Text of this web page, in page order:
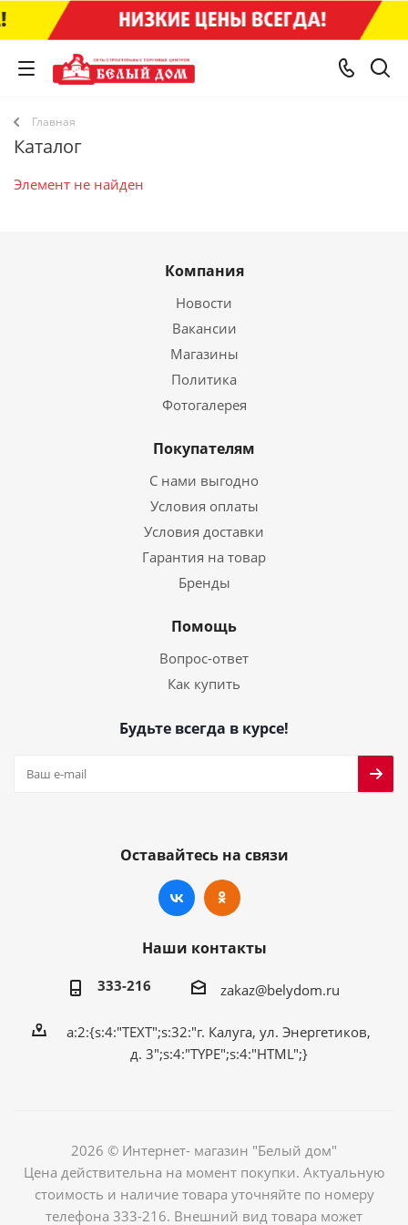
Главная
Каталог
Элемент не найден
Компания
Новости
Вакансии
Магазины
Политика
Фотогалерея
Покупателям
С нами выгодно
Условия оплаты
Условия доставки
Гарантия на товар
Бренды
Помощь
Вопрос-ответ
Как купить
Будьте всегда в курсе!
Оставайтесь на связи
Наши контакты
333-216 zakaz@belydom.ru
a:2:{s:4:"TEXT";s:32:"г. Калуга, ул. Энергетиков,
д. 3";s:4:"TYPE";s:4:"HTML";}
2026 © Интернет- магазин "Белый дом"
Цена действительна на момент покупки. Актуальную
стоимость и наличие товара уточняйте по номеру
телефона 333-216. Внешний вид товара может